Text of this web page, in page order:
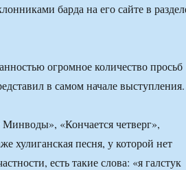
барда на его сайте в
огромное количество просьб
в самом начале выступления.
«Кончается четверг»,
хулиганская песня, у которой нет
есть такие слова: «я галстук